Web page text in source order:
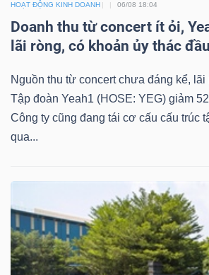
HOẠT ĐỘNG KINH DOANH 06/08 18:04
Doanh thu từ concert ít ỏi,
lãi ròng, có khoản ủy thác
Nguồn thu từ concert chưa đáng kể, lãi
Tập đoàn Yeah1 (HOSE: YEG) giảm
Công ty cũng đang tái cơ cấu cấu trúc
qua...